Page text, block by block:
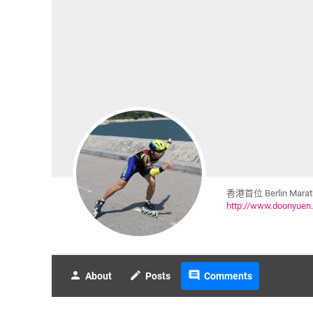
香港首位 Berlin
http://
person About create Posts comment Comments